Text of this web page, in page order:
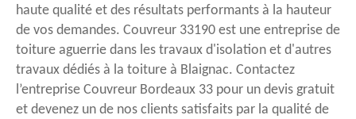
haute qualité et des résultats performants à la hauteur
de vos demandes. Couvreur 33190 est une entreprise de
toiture aguerrie dans les travaux d'isolation et d'autres
travaux dédiés à la toiture à Blaignac. Contactez
l’entreprise Couvreur Bordeaux 33 pour un devis gratuit
et devenez un de nos clients satisfaits par la qualité de